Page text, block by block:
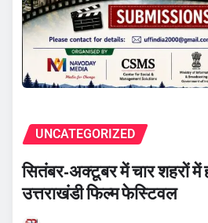
UNCATEGORIZED
सितंबर-अक्टूबर में चार शहरों में
उत्तराखंडी फिल्म फेस्टिवल